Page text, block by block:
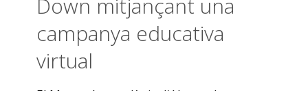
Down mitjançant una
campanya educativa
virtual